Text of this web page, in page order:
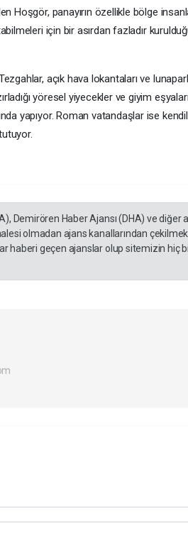
Hoşgör, panayırın özellikle bölge
için bir asırdan fazladır
açık hava lokantaları ve
yöresel yiyecekler ve giyim
yapıyor. Roman vatandaşlar ise
Demirören Haber Ajansı (DHA) ve diğer
olmadan ajans kanallarından
haberi geçen ajanslar olup sitemizin hiç